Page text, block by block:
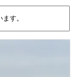
す。